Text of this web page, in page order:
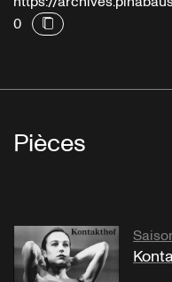
0
Pièces